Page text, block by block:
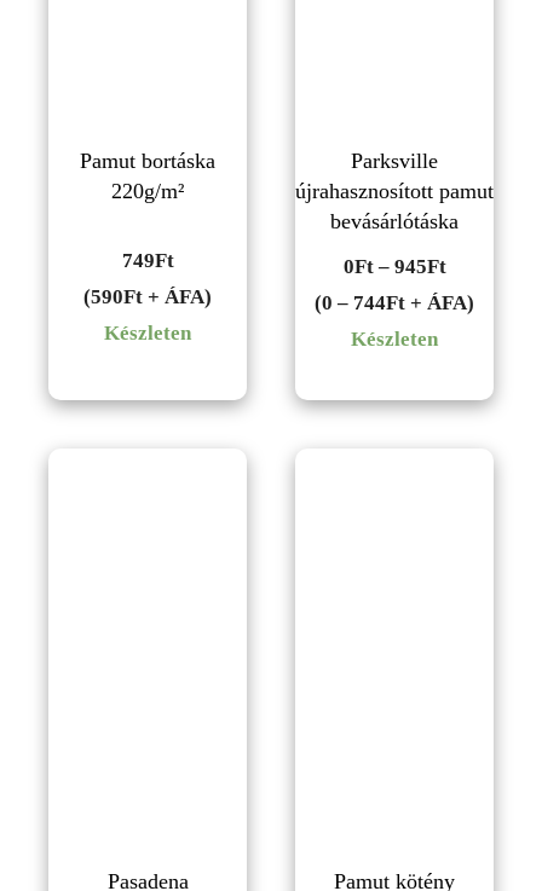
Pamut bortáska
220g/m²
749Ft
(590Ft + ÁFA)
Készleten
Parksville
újrahasznosított pamut
bevásárlótáska
0Ft – 945Ft
0Ft
(0 – 744Ft + ÁFA)
Készleten
Pasadena Pamut kötény